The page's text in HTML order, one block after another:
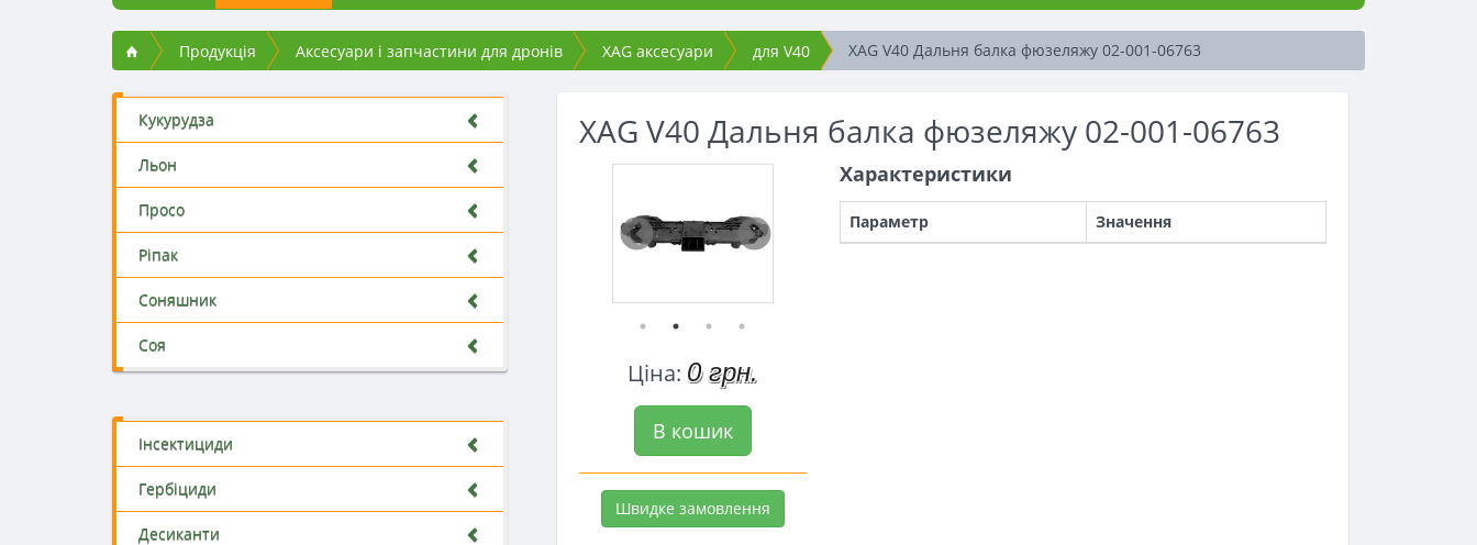
Продукція Аксесуари і запчастини для дронів XAG аксесуари для V40 XAG V40 Дальня балка фюзеляжу 02-001-06763
Кукурудза
Льон
Просо
Ріпак
Соняшник
Соя
Інсектициди
Гербіциди
Десиканти
XAG V40 Дальня балка фюзеляжу 02-001-06763
Ціна: 0 грн.
В кошик
Швидке замовлення
Характеристики
Параметр Значення